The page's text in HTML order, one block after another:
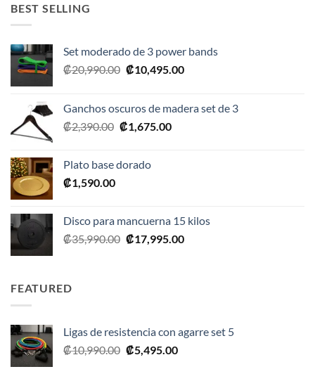
BEST SELLING
Set moderado de 3 power bands
₡20,990.00 El
era:
₡20,990.00.
₡10,495.00El
es:
Ganchos oscuros de madera set de 3
₡2,390.00 El
era:
₡1,675.00El
Plato base dorado
₡1,590.00
Disco para mancuerna 15 kilos
₡35,990.00 El
₡17,995.00El
FEATURED
Ligas de resistencia con agarre set 5
₡10,990.00 El
₡5,495.00El